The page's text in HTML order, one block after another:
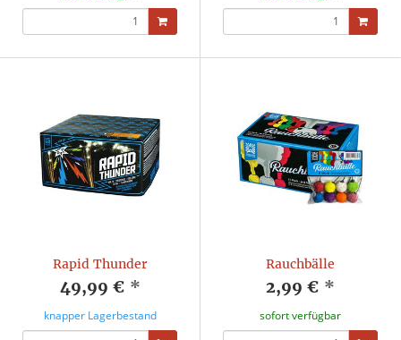
Rapid Thunder
49,99 € *
knapper Lagerbestand
Rauchbälle
2,99 € *
sofort verfügbar